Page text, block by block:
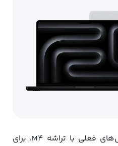
مک بوک پرو و به‌ویژه مدل‌های فعلی با تراشه M4، برای